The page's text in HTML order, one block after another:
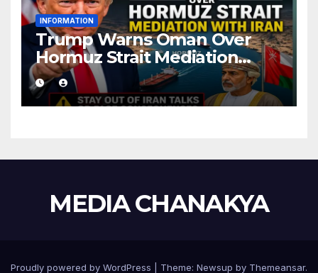
INFORMATION
Trump Warns Oman Over
Hormuz Strait Mediation
With Iran
MEDIA CHANAKYA
Proudly powered by WordPress Theme: Newsup by Themeansar.